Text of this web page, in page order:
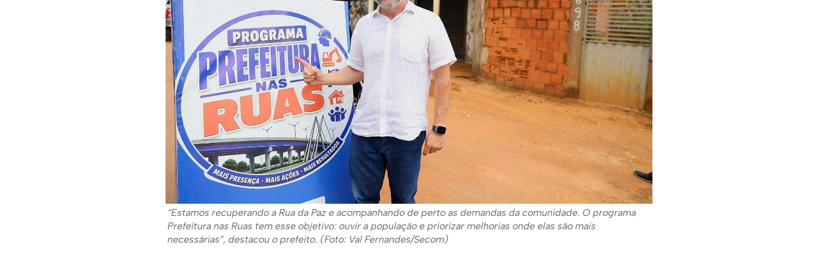
“Estamos recuperando a Rua da Paz e acompanhando de perto as demandas da comunidade. O programa
Prefeitura nas Ruas tem esse objetivo: ouvir a população e priorizar melhorias onde elas são mais
necessárias”, destacou o prefeito. (Foto: Val Fernandes/Secom)